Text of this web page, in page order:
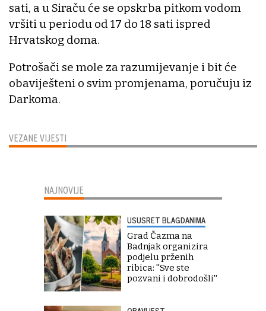
VEZANE VIJESTI
sati, a u Siraču će se opskrba pitkom vodom
vršiti u periodu od 17 do 18 sati ispred
Hrvatskog doma.
Potrošači se mole za razumijevanje i bit će
obaviješteni o svim promjenama, poručuju iz
Darkoma.
NAJNOVIJE
USUSRET BLAGDANIMA
Grad Čazma na
Badnjak organizira
podjelu prženih
ribica: ''Sve ste
pozvani i dobrodošli''